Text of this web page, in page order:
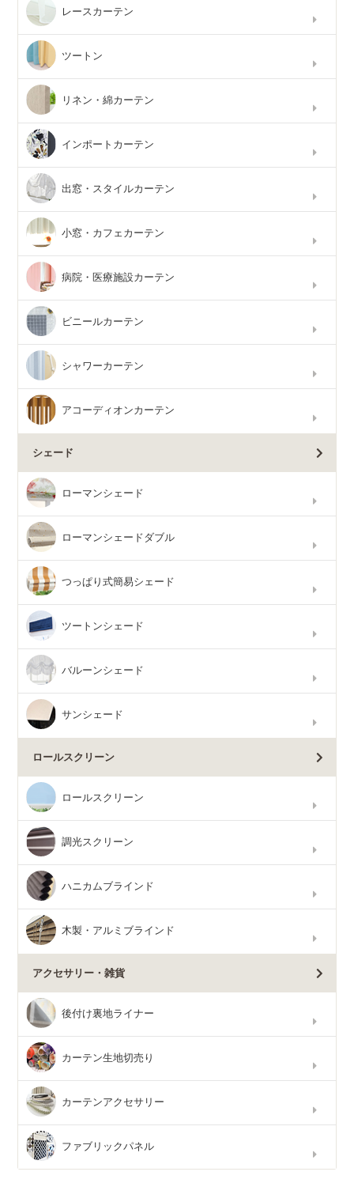
レースカーテン
ツートン
リネン・綿カーテン
インポートカーテン
出窓・スタイルカーテン
小窓・カフェカーテン
病院・医療施設カーテン
ビニールカーテン
シャワーカーテン
アコーディオンカーテン
シェード
ローマンシェード
ローマンシェードダブル
つっぱり式簡易シェード
ツートンシェード
バルーンシェード
サンシェード
ロールスクリーン
ロールスクリーン
調光スクリーン
ハニカムブラインド
木製・アルミブラインド
アクセサリー・雑貨
後付け裏地ライナー
カーテン生地切売り
カーテンアクセサリー
ファブリックパネル